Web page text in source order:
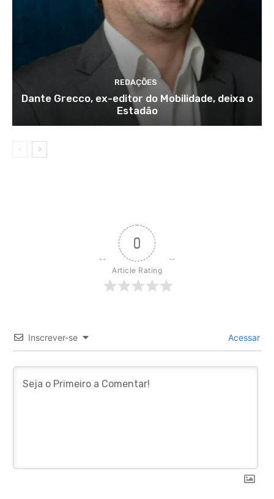
REDAÇÕES
Dante Grecco, ex-editor do Mobilidade, deixa o
Estadão
0
Article Rating
Inscrever-se Acessar